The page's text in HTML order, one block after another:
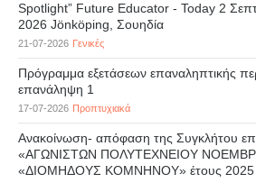
Spotlight” Future Educator - Today 2
2026 Jönköping, Σουηδία
21-07-2026 Γενικές
Πρόγραμμα εξετάσεων επαναληπτικής
επανάληψη 1
17-07-2026 Προπτυχιακά
Ανακοίνωση- απόφαση της Συγκλήτου
«ΑΓΩΝΙΣΤΩΝ ΠΟΛΥΤΕΧΝΕΙΟΥ
«ΔΙΟΜΗΔΟΥΣ ΚΟΜΝΗΝΟΥ» έτους 2025